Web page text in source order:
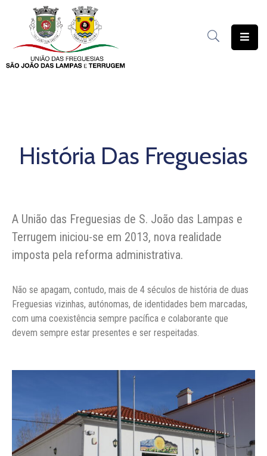
União
das
Freguesia
Solidária
Documentação
Serviços
Contactos
História Das Freguesias
A União das Freguesias de S. João das Lampas e
Terrugem iniciou-se em 2013, nova realidade
imposta pela reforma administrativa.
Não se apagam, contudo, mais de 4 séculos de história de duas
Freguesias vizinhas, autónomas, de identidades bem marcadas,
com uma coexistência sempre pacífica e colaborante que
devem sempre estar presentes e ser respeitadas.